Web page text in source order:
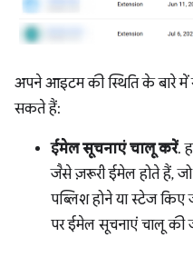
अपने आइटम की स्थिति के बारे में
सकते हैं:
ईमेल सूचनाएं चालू करें.
जैसे ज़रूरी ईमेल होते हैं,
पब्लिश होने या स्टेज किए
पर ईमेल सूचनाएं चालू की